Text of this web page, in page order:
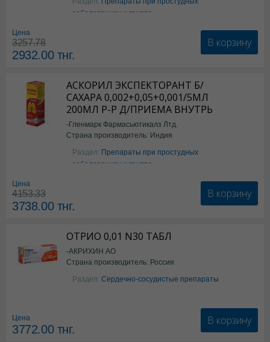
заболеваниях и гриппе
Цена
3257.78
2932.00тнг.
В корзину
АСКОРИЛ ЭКСПЕКТОРАНТ Б/
САХАРА 0,002+0,05+0,001/5МЛ
200МЛ Р-Р Д/ПРИЕМА ВНУТРЬ
-Гленмарк Фармасьютикалз Лтд.
Страна производитель: Индия
Раздел: Препараты при простудных
заболеваниях и гриппе
Цена
4153.33
3738.00тнг.
В корзину
ОТРИО 0,01 N30 ТАБЛ
-АКРИХИН АО
Страна производитель: Россия
Раздел: Сердечно-сосудистые препараты
Цена
3772.00тнг.
В корзину